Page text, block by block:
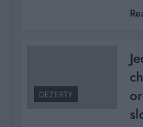
DEZERTY